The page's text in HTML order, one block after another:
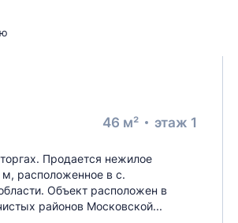
46 м² этаж 1
Продается нежилое
расположенное в с.
Объект расположен в
районов Московской...